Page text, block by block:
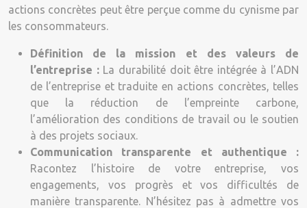
actions concrètes peut être perçue comme du cynisme par
les consommateurs.
Définition de la mission et des valeurs de
l’entreprise : La durabilité doit être intégrée à l’ADN
de l’entreprise et traduite en actions concrètes, telles
que la réduction de l’empreinte carbone,
l’amélioration des conditions de travail ou le soutien
à des projets sociaux.
Communication transparente et authentique :
Racontez l’histoire de votre entreprise, vos
engagements, vos progrès et vos difficultés de
manière transparente. N’hésitez pas à admettre vos